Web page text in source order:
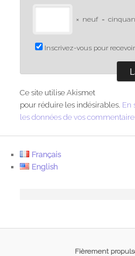
× neuf =
Inscrivez-vous pour
Ce site utilise Akismet
pour réduire les indésirables. En
les données de vos
Français
English
Fièrement